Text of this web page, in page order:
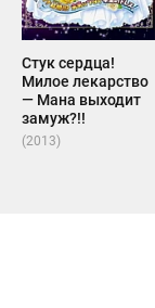
Стук сердца!
Милое лекарство
— Мана выходит
замуж?!!
(2013)